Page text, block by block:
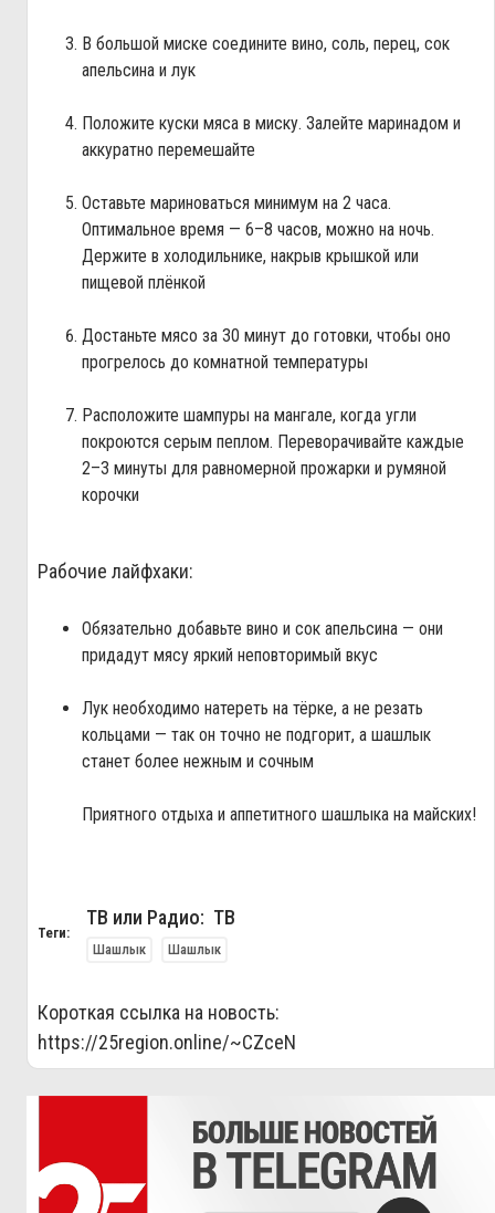
В большой миске соедините вино, соль, перец, сок
апельсина и лук
Положите куски мяса в миску. Залейте маринадом и
аккуратно перемешайте
Оставьте мариноваться минимум на 2 часа.
Оптимальное время — 6–8 часов, можно на ночь.
Держите в холодильнике, накрыв крышкой или
пищевой плёнкой
Достаньте мясо за 30 минут до готовки, чтобы оно
прогрелось до комнатной температуры
Расположите шампуры на мангале, когда угли
покроются серым пеплом. Переворачивайте каждые
2–3 минуты для равномерной прожарки и румяной
корочки
Рабочие лайфхаки:
Обязательно добавьте вино и сок апельсина — они
придадут мясу яркий неповторимый вкус
Лук необходимо натереть на тёрке, а не резать
кольцами — так он точно не подгорит, а шашлык
станет более нежным и сочным
Приятного отдыха и аппетитного шашлыка на майских!
Теги:
ТВ или Радио: ТВ
Шашлык Шашлык
Короткая ссылка на новость:
https://25region.online/~CZceN